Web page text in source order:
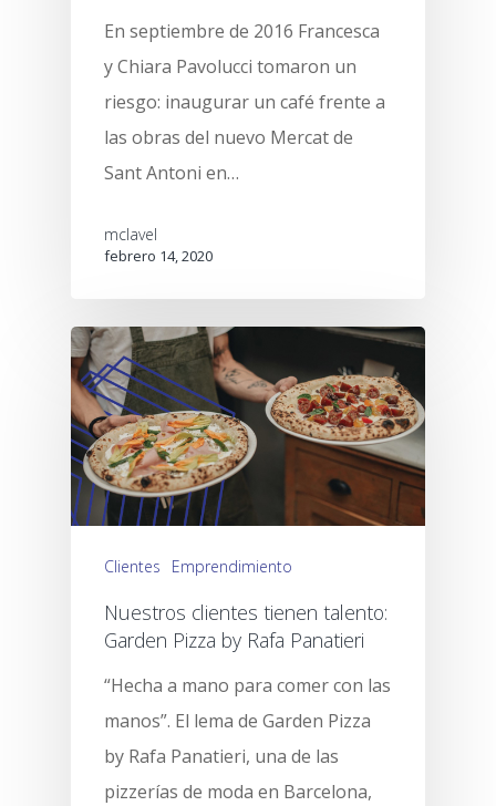
En septiembre de 2016 Francesca
y Chiara Pavolucci tomaron un
riesgo: inaugurar un café frente a
las obras del nuevo Mercat de
Sant Antoni en…
mclavel
febrero 14, 2020
Clientes Emprendimiento
Nuestros clientes tienen talento:
Garden Pizza by Rafa Panatieri
“Hecha a mano para comer con las
manos”. El lema de Garden Pizza
by Rafa Panatieri, una de las
pizzerías de moda en Barcelona,